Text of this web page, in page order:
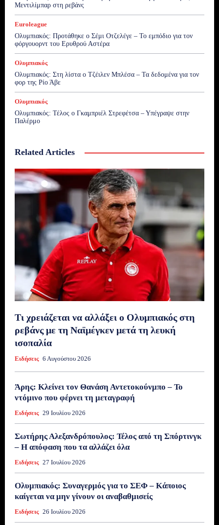
Μεντιλίμπαρ στη ρεβάνς
Euroleague
Ολυμπιακός: Προτάθηκε ο Σέμι Οτζελέγε – Το εμπόδιο για τον
φόργουορντ του Ερυθρού Αστέρα
Ολυμπιακός
Ολυμπιακός: Στη λίστα ο Τζέιλεν Μπλέσα – Τα δεδομένα για τον
φορ της Ρίο Άβε
Ολυμπιακός
Ολυμπιακός: Τέλος ο Γκαμπριέλ Στρεφέτσα – Υπέγραψε στην
Παλέρμο
Related Articles
Τι χρειάζεται να αλλάξει ο Ολυμπιακός στη
ρεβάνς με τη Ναϊμέγκεν μετά τη λευκή
ισοπαλία
Ειδήσεις 6 Αυγούστου 2026
Άρης: Κλείνει τον Θανάση Αντετοκούνμπο – Το
ντόμινο που φέρνει τη μεταγραφή
Ειδήσεις 29 Ιουλίου 2026
Σωτήρης Αλεξανδρόπουλος: Τέλος από τη Σπόρτινγκ
– Η απόφαση που τα αλλάζει όλα
Ειδήσεις 27 Ιουλίου 2026
Ολυμπιακός: Συναγερμός για το ΣΕΦ – Κάποιος
καίγεται να μην γίνουν οι αναβαθμισείς
Ειδήσεις 26 Ιουλίου 2026